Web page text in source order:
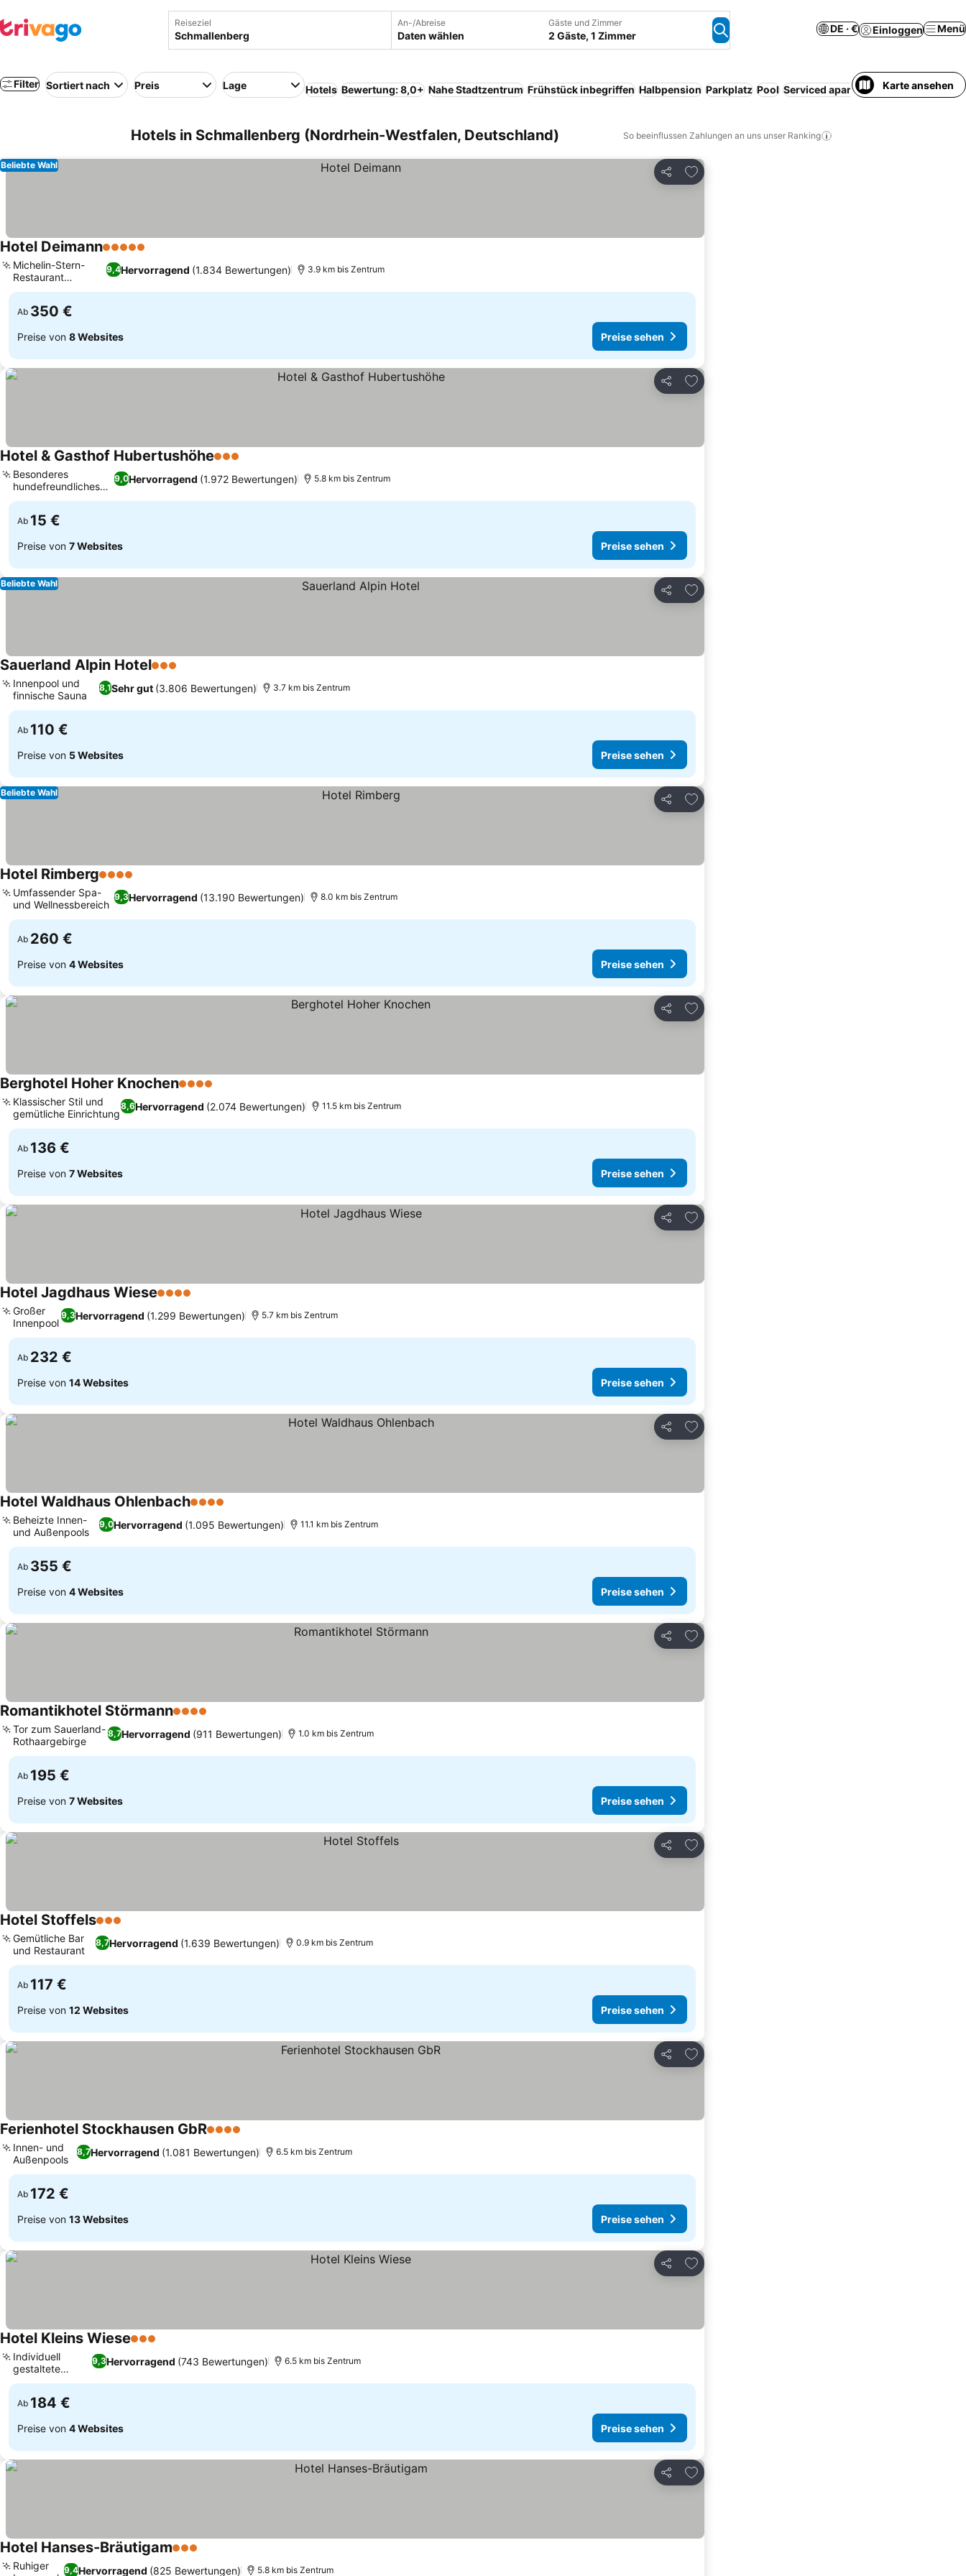
Reiseziel An-/Abreise
Daten wählen
Gäste und Zimmer
2 Gäste, 1 Zimmer
DE · € Einloggen Menü
Filter Sortiert nach Preis Lage Hotels Bewertung: 8,0+ Nahe Stadtzentrum Frühstück inbegriffen Halbpension Parkplatz Pool Serviced apartment Resort
Karte ansehen
Hotels in Schmallenberg (Nordrhein-Westfalen, Deutschland) So beeinflussen Zahlungen an uns unser Ranking
Teilen
Zu Favoriten hinzufügen
Beliebte Wahl
Hotel Deimann5 Sterne
9,4Hervorragend (1.834 Bewertungen)
Michelin-Stern-
Restaurant
Hofstube
3.9 km bis Zentrum
Ab 350 €
Preise von 8 Websites Preise sehen
Teilen
Zu Favoriten hinzufügen
Hotel & Gasthof Hubertushöhe3 Sterne
9,0Hervorragend (1.972 Bewertungen)
Besonderes
hundefreundliches
Erlebnis
5.8 km bis Zentrum
Ab 15 €
Preise von 7 Websites Preise sehen
Teilen
Zu Favoriten hinzufügen
Beliebte Wahl
Sauerland Alpin Hotel3 Sterne
8,1Sehr gut (3.806 Bewertungen)
Innenpool und
finnische Sauna
3.7 km bis Zentrum
Ab 110 €
Preise von 5 Websites Preise sehen
Teilen
Zu Favoriten hinzufügen
Beliebte Wahl
Hotel Rimberg4 Sterne
9,3Hervorragend (13.190 Bewertungen)
Umfassender Spa-
und Wellnessbereich
8.0 km bis Zentrum
Ab 260 €
Preise von 4 Websites Preise sehen
Teilen
Zu Favoriten hinzufügen
Berghotel Hoher Knochen4 Sterne
8,6Hervorragend (2.074 Bewertungen)
Klassischer Stil und
gemütliche Einrichtung
11.5 km bis Zentrum
Ab 136 €
Preise von 7 Websites Preise sehen
Teilen
Zu Favoriten hinzufügen
Hotel Jagdhaus Wiese4 Sterne
9,3Hervorragend (1.299 Bewertungen)
Großer
Innenpool
5.7 km bis Zentrum
Ab 232 €
Preise von 14 Websites Preise sehen
Teilen
Zu Favoriten hinzufügen
Hotel Waldhaus Ohlenbach4 Sterne
9,0Hervorragend (1.095 Bewertungen)
Beheizte Innen-
und Außenpools
11.1 km bis Zentrum
Ab 355 €
Preise von 4 Websites Preise sehen
Teilen
Zu Favoriten hinzufügen
Romantikhotel Störmann4 Sterne
8,7Hervorragend (911 Bewertungen)
Tor zum Sauerland-
Rothaargebirge
1.0 km bis Zentrum
Ab 195 €
Preise von 7 Websites Preise sehen
Teilen
Zu Favoriten hinzufügen
Hotel Stoffels3 Sterne
8,7Hervorragend (1.639 Bewertungen)
Gemütliche Bar
und Restaurant
0.9 km bis Zentrum
Ab 117 €
Preise von 12 Websites Preise sehen
Teilen
Zu Favoriten hinzufügen
Ferienhotel Stockhausen GbR4 Sterne
8,7Hervorragend (1.081 Bewertungen)
Innen- und
Außenpools
6.5 km bis Zentrum
Ab 172 €
Preise von 13 Websites Preise sehen
Teilen
Zu Favoriten hinzufügen
Hotel Kleins Wiese3 Sterne
9,3Hervorragend (743 Bewertungen)
Individuell
gestaltete
Zimmer
6.5 km bis Zentrum
Ab 184 €
Preise von 4 Websites Preise sehen
Teilen
Zu Favoriten hinzufügen
Hotel Hanses-Bräutigam3 Sterne
9,4Hervorragend (825 Bewertungen)
Ruhiger
5.8 km bis Zentrum